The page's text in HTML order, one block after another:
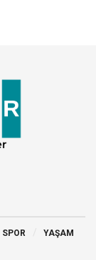
SPOR
YAŞAM